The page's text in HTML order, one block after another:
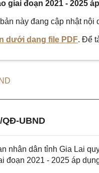
giai đoạn 2021 - 2025
này đang cập nhật nội
dưới dạng file PDF. Để
QĐ-UBND
nhân dân tỉnh Gia Lai
đoạn 2021 - 2025 áp